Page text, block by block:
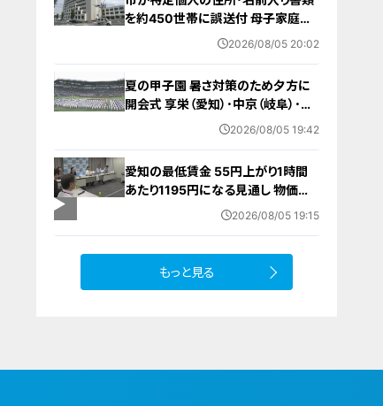
を約450世帯に誤送付 母子家庭が
医療助成費受ける更新手続きの“見
2026/08/05 20:02
夏の甲子園 暑さ対策のため夕方に
開会式 享栄（愛知）･中京（岐阜）･三
重（三重）の球児たちも晴れやかな表
2026/08/05 19:42
愛知の最低賃金 55円上がり1時間
あたり1195円になる見通し 物価高
で｢もっと上げてほしい｣の声…一方
2026/08/05 19:15
もっと見る